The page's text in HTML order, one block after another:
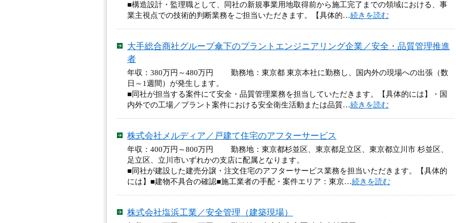
■構造設計・監理職として、同社の新規事業用地取得前から施工完了までの領域における、事
業主視点での技術的判断業務をご担当いただきます。【具体的…続きを読む
大手総合商社グループ傘下のプラントエンジニアリング企業／安全・品質管理推進
者
年収：380万円～480万円 勤務地：東京都 東京本社に勤務し、国内外の現場への出張（数
日～1週間）が発生します。
■同社が担当する案件にて安全・品質管理業務を担当していただきます。【具体的には】・国
内外での工場／プラント案件における安全衛生活動または品質…続きを読む
株式会社メルディア／戸建て住宅のアフターサービス
年収：400万円～800万円 勤務地：東京都杉並区、東京都足立区、東京都立川市 杉並区、
足立区、立川市いずれかの支店に配属となります。
■同社が建設した建売分譲・注文住宅のアフターサービス業務を担当いただきます。【具体的
には】■建物不具合の確認■施工業者の手配・案件エリア：東京…続きを読む
株式会社塩浜工業／安全管理（建築現場）